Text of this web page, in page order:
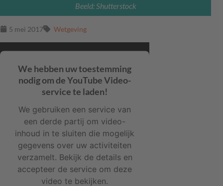
Beeld: Shutterstock
5 mei 2017 Wetgeving
We hebben uw toestemming
nodig om de YouTube Video-
service te laden!
We gebruiken een service van
een derde partij om video-
inhoud in te sluiten die mogelijk
gegevens over uw activiteiten
verzamelt. Bekijk de details en
accepteer de service om deze
video te bekijken.